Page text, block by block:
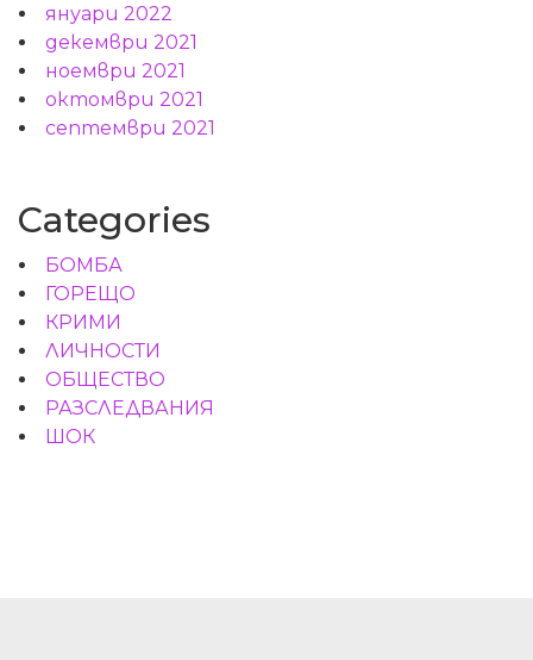
януари 2022
декември 2021
ноември 2021
октомври 2021
септември 2021
Categories
БОМБА
ГОРЕЩО
КРИМИ
ЛИЧНОСТИ
ОБЩЕСТВО
РАЗСЛЕДВАНИЯ
ШОК